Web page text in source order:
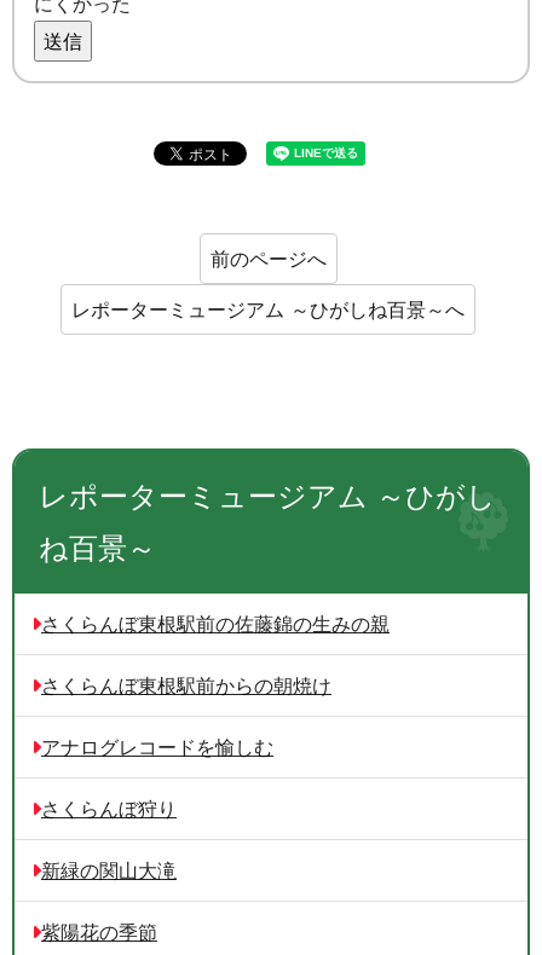
送信
前のページへ
レポーターミュージアム ～ひがしね百景～へ
レポーターミュージアム ～ひがし
ね百景～
さくらんぼ東根駅前の佐藤錦の生みの親
さくらんぼ東根駅前からの朝焼け
アナログレコードを愉しむ
さくらんぼ狩り
新緑の関山大滝
紫陽花の季節